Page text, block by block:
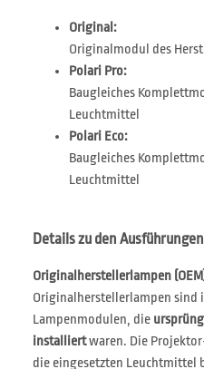
Original:
Originalmodul des
Polari Pro:
Baugleiches
Leuchtmittel
Polari Eco:
Baugleiches
Leuchtmittel
Details zu den
Originalherstellerlampen
Originalherstellerlampen sind
Lampenmodulen, die
installiertwaren. Die
die eingesetzten Leuchtmittel